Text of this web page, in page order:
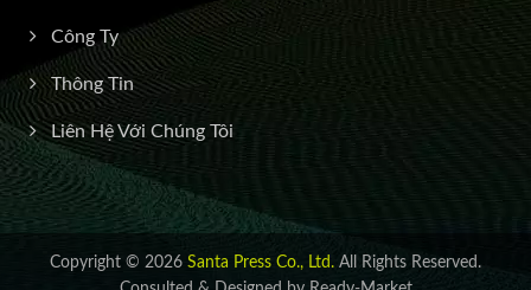
Công Ty
Thông Tin
Liên Hệ Với Chúng Tôi
Copyright © 2026 Santa Press Co., Ltd. All Rights Reserved.